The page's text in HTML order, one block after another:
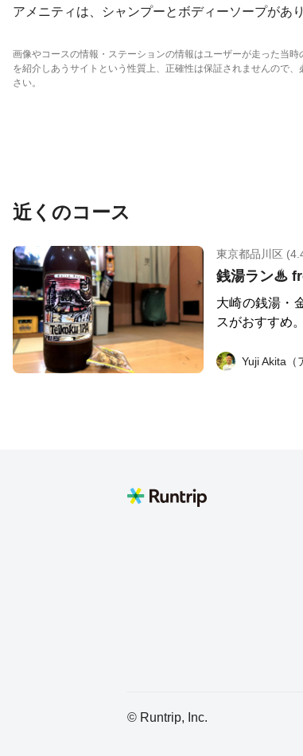
アメニティは、シャンプーとボディーソープがあり
画像やコースの情報・ステーションの情報はユーザーが走った当
を紹介しあうサイトという性質上、正確性は保証されませんので
さい。
近くのコース
東京都品川区
銭湯ラン♨
大崎の銭湯・
スがおすすめ。 となり町の銭湯・清水湯を目指し
パルムを通り
Yuji Akita（
© Runtrip, Inc.